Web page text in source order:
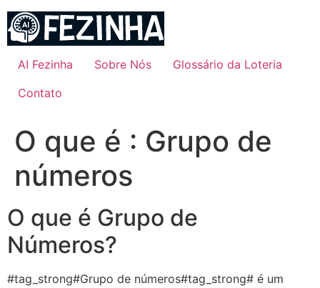
para
conteúdo
AI Fezinha Sobre Nós
Glossário da Loteria
Contato
O que é : Grupo de
números
O que é Grupo de
Números?
#tag_strong#Grupo de números#tag_strong# é um